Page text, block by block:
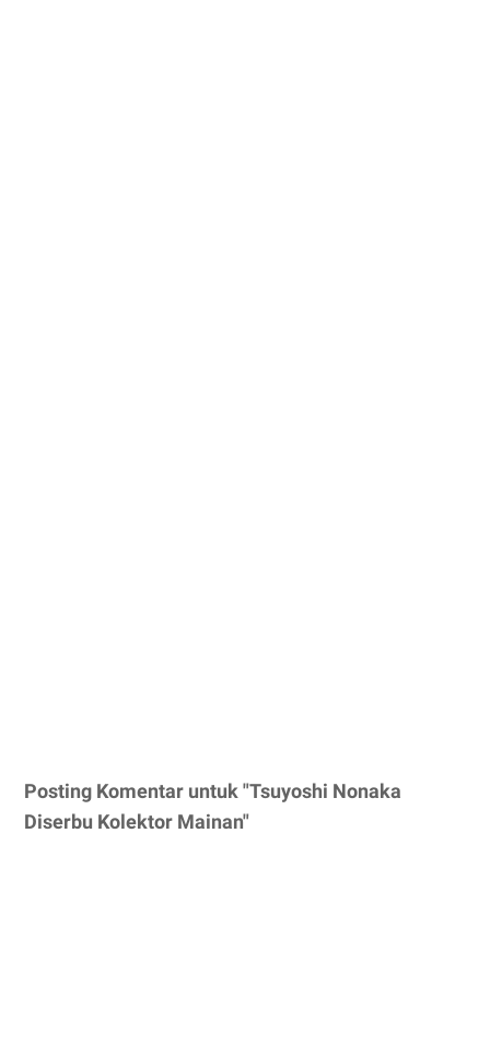
Posting Komentar untuk "Tsuyoshi Nonaka
Diserbu Kolektor Mainan"